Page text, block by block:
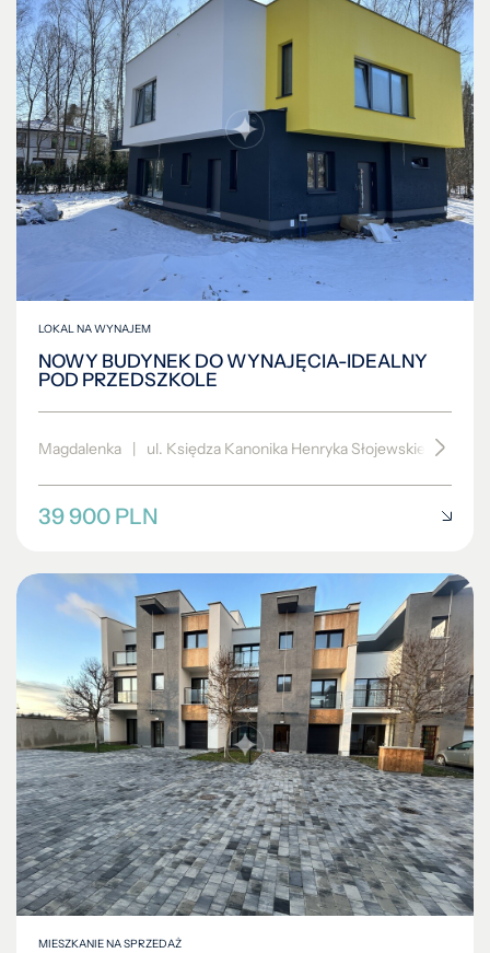
LOKAL NA WYNAJEM
NOWY BUDYNEK DO WYNAJĘCIA-IDEALNY
POD PRZEDSZKOLE
Magdalenka | ul. Księdza Kanonika Henryka Słojewskiego
39 900 PLN
MIESZKANIE NA SPRZEDAŻ